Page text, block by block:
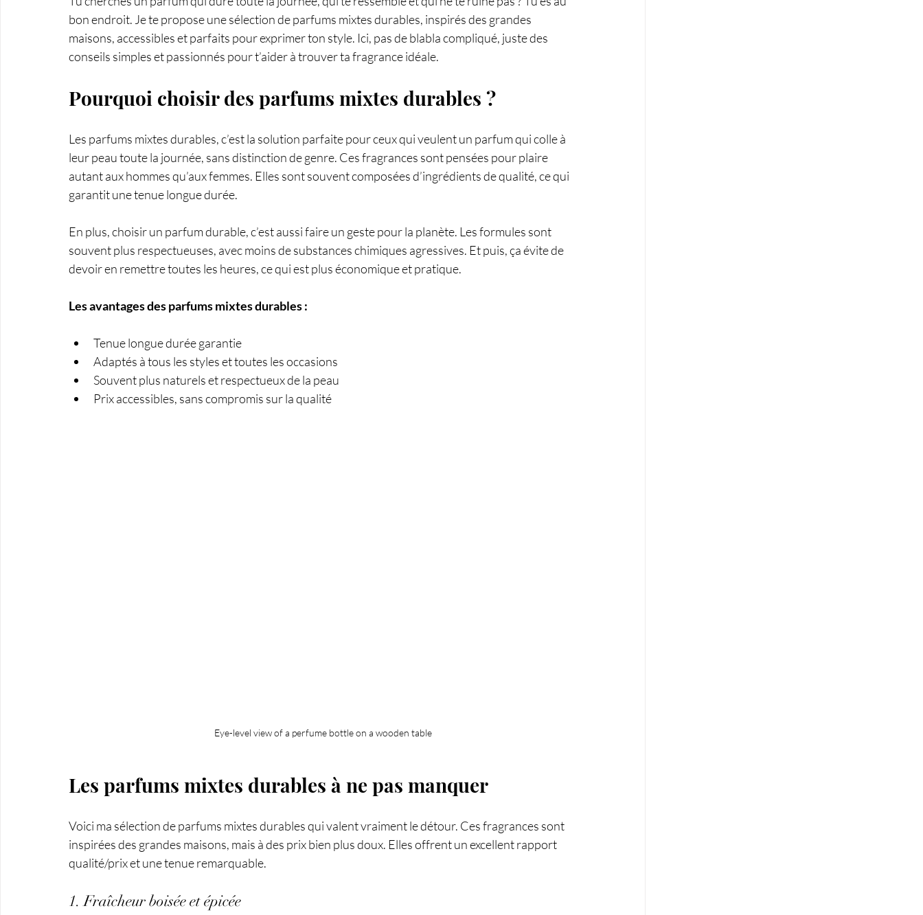
bon endroit. Je te propose une sélection de parfums mixtes durables, inspirés des grandes
maisons, accessibles et parfaits pour exprimer ton style. Ici, pas de blabla compliqué, juste des
conseils simples et passionnés pour t’aider à trouver ta fragrance idéale.
Pourquoi choisir des parfums mixtes durables ?
Les parfums mixtes durables, c’est la solution parfaite pour ceux qui veulent un parfum qui colle à
leur peau toute la journée, sans distinction de genre. Ces fragrances sont pensées pour plaire
autant aux hommes qu’aux femmes. Elles sont souvent composées d’ingrédients de qualité, ce qui
garantit une tenue longue durée.
En plus, choisir un parfum durable, c’est aussi faire un geste pour la planète. Les formules sont
souvent plus respectueuses, avec moins de substances chimiques agressives. Et puis, ça évite de
devoir en remettre toutes les heures, ce qui est plus économique et pratique.
Les avantages des parfums mixtes durables :
Tenue longue durée garantie
Adaptés à tous les styles et toutes les occasions
Souvent plus naturels et respectueux de la peau
Prix accessibles, sans compromis sur la qualité
Eye-level view of a perfume bottle on a wooden table
Les parfums mixtes durables à ne pas manquer
Voici ma sélection de parfums mixtes durables qui valent vraiment le détour. Ces fragrances sont
inspirées des grandes maisons, mais à des prix bien plus doux. Elles offrent un excellent rapport
qualité/prix et une tenue remarquable.
1. Fraîcheur boisée et épicée